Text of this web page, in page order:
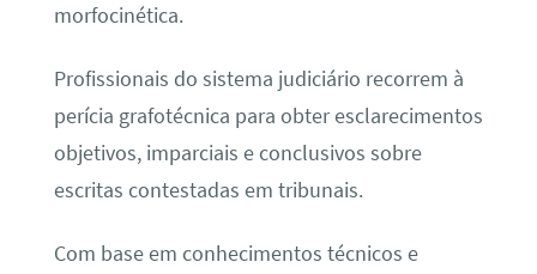
morfocinética.
Profissionais do sistema judiciário recorrem à
perícia grafotécnica para obter esclarecimentos
objetivos, imparciais e conclusivos sobre
escritas contestadas em tribunais.
Com base em conhecimentos técnicos e